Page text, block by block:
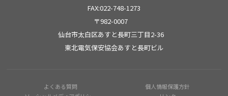
FAX:022-748-1273
〒982-0007
仙台市太白区あすと長町三丁目2-36
東北電気保安協会あすと長町ビル
よくある質問
個人情報保護方針